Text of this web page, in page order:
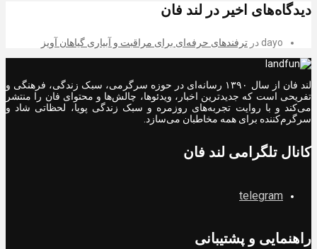
دیدگاه‌های اخیر در لند فان
dayo در ترفندهای حرفه‌ای برای مراقبت و آبیاری گیاهان آویز
لند فان از سال ۱۳۹۰ رسانه‌ای در حوزه سرگرمی، سبک زندگی، فرهنگی و
تفریحی است که جدیدترین اخبار، ویدئوها، چالش‌ها و محتوای فان را منتشر
می‌کند و با روایت تجربه‌های روزمره و سبک زندگی پویا، لحظاتی شاد و
سرگرم‌کننده برای همه مخاطبان می‌سازد.
کانال تلگرامی لند فان
telegram
راهنمایی و پشتیبانی